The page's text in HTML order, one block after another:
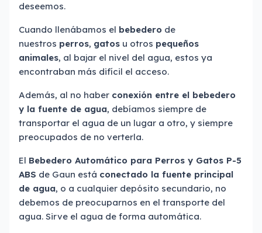
deseemos.
Cuando llenábamos el bebedero de
nuestros perros, gatos u otros pequeños
animales, al bajar el nivel del agua, estos ya
encontraban más difícil el acceso.
Además, al no haber conexión entre el bebedero
y la fuente de agua, debíamos siempre de
transportar el agua de un lugar a otro, y siempre
preocupados de no verterla.
El Bebedero Automático para Perros y Gatos P-5
ABS de Gaun está conectado la fuente principal
de agua, o a cualquier depósito secundario, no
debemos de preocuparnos en el transporte del
agua. Sirve el agua de forma automática.